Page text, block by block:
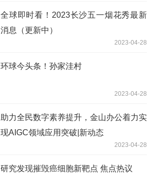
全球即时看！2023长沙五一烟花秀最新
消息（更新中）
2023-04-28
环球今头条！孙家洼村
2023-04-28
助力全民数字素养提升，金山办公着力实
现AIGC领域应用突破|新动态
2023-04-28
研究发现摧毁癌细胞新靶点 焦点热议